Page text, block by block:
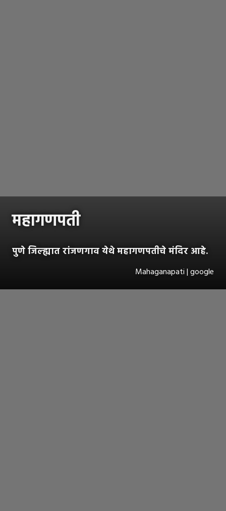
महागणपती
पुणे जिल्ह्यात रांजणगाव येथे महागणपतीचे मंदिर आहे.
Mahaganapati | google